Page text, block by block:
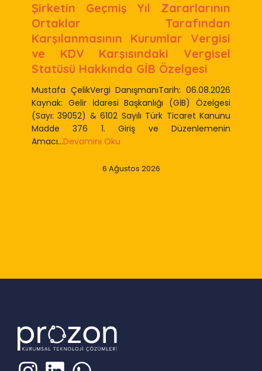
Şirketin Geçmiş Yıl Zararlarının
Ortaklar Tarafından
Karşılanmasının Kurumlar Vergisi
ve KDV Karşısındaki Vergisel
Statüsü Hakkında GİB Özelgesi
Mustafa ÇelikVergi DanışmanıTarih: 06.08.2026
Kaynak: Gelir İdaresi Başkanlığı (GİB) Özelgesi
(Sayı: 39052) & 6102 Sayılı Türk Ticaret Kanunu
Madde 376 1. Giriş ve Düzenlemenin
Amacı...Devamını Oku
6 Ağustos 2026